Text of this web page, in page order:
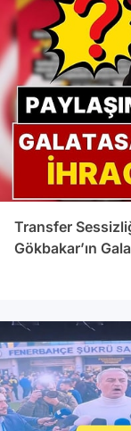
Transfer
Gökbakar’ın